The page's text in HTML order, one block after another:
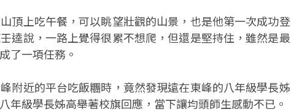
頂上吃午餐，可以眺望壯觀的山景，也是他第一次成功登
逵說，一路上覺得很累不想爬，但還是堅持住，雖然是最
了一項任務。
附近的平台吃飯糰時，竟然發現遠在東峰的八年級學長姊
年級學長姊高舉著校旗回應，當下讓均頭師生感動不已。